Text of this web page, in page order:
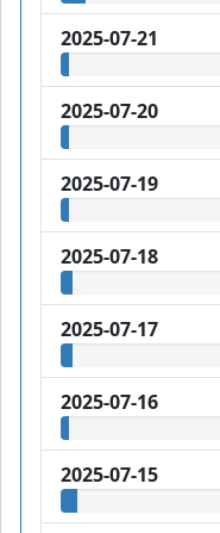
2025-07-21
2025-07-20
2025-07-19
2025-07-18
2025-07-17
2025-07-16
2025-07-15